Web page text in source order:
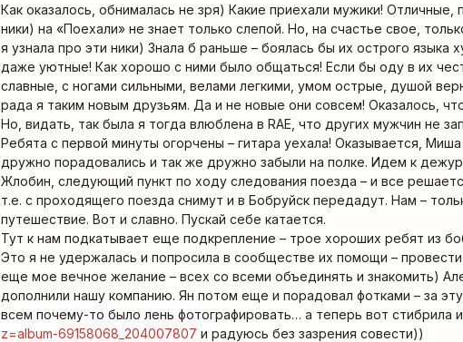
Как оказалось, обнималась не зря) Какие приехали мужики!
ники) на «Поехали» не знает только слепой. Но, на счастье свое,
я узнала про эти ники) Знала б раньше – боялась бы их острого языка
даже уютные! Как хорошо с ними было общаться! Если бы оду в их
славные, с ногами сильными, велами легкими, умом острые, душой
рада я таким новым друзьям. Да и не новые они совсем! Оказалось,
Но, видать, так была я тогда влюблена в RAE, что других мужчин не
Ребята с первой минуты огорчены – гитара уехала! Оказывается,
дружно порадовались и так же дружно забыли на полке. Идем к
Жлобин, следующий пункт по ходу следования поезда – и все
т.е. с проходящего поезда снимут и в Бобруйск передадут. Нам –
путешествие. Вот и славно. Пускай себе катается.
Тут к нам подкатывает еще подкрепление – трое хороших ребят из
Это я не удержалась и попросила в сообществе их помощи –
еще мое вечное желание – всех со всеми объединять и знакомить)
дополнили нашу компанию. Ян потом еще и порадовал фотками – за
всем почему-то было лень фотографировать… а теперь вот стибрила
z=album-69158068_204007807 и радуюсь без зазрения совести))